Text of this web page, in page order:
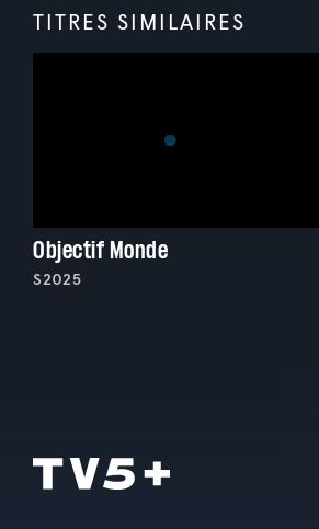
TITRES SIMILAIRES
Objectif Monde
S2025